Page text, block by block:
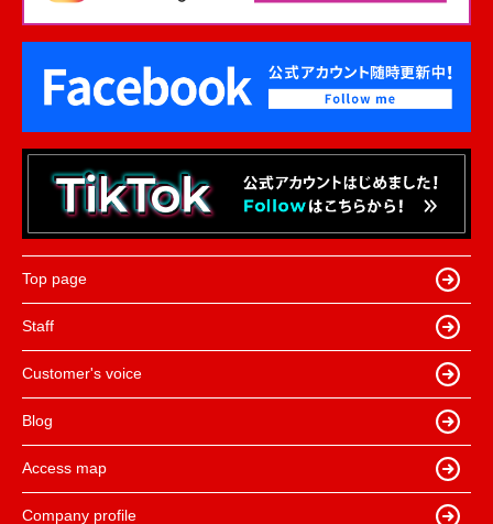
Top page
Staff
Customer's voice
Blog
Access map
Company profile